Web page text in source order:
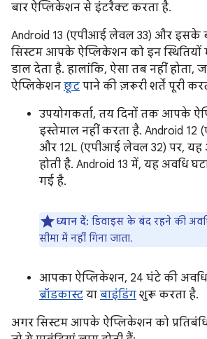
बार ऐप्लिकेशन से इंटरैक्ट करता है.
Android 13 (एपीआई लेवल 33) और इसके
सिस्टम आपके ऐप्लिकेशन को इन स्थितियों
डाल देता है. हालांकि, ऐसा तब नहीं
ऐप्लिकेशन छूट पाने की ज़रूरी शर्तें पूरी
उपयोगकर्ता, तय दिनों तक आपके
इस्तेमाल नहीं करता है. Android 12
और 12L (एपीआई लेवल 32) पर, यह
होती है. Android 13 में, यह अवधि
गई है.
ध्यान दें: डिवाइस के बंद रहने की
सीमा में नहीं गिना जाता.
आपका ऐप्लिकेशन, 24 घंटे की अवधि
ब्रॉडकास्ट या बाइंडिंग शुरू करता है.
अगर सिस्टम आपके ऐप्लिकेशन को